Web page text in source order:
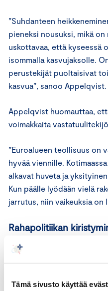
Tämä sivusto käyttää
”Suhdanteen
pieneksi nousuksi, mikä
uskottavaa, että kyseessä
isommalla kasvujaksolle.
perustekijät puoltaisivat
kasvua”, sanoo Appelqvist.
Appelqvist huomauttaa,
voimakkaita
”Euroalueen teollisuus on
hyvää viennille.
alkavat huveta ja
Kun päälle lyödään vielä
jarrutus, niin vaikeuksia on
Rahapolitiikan
kasvulukuja viiveellä
Alkuvuosi olisi voinut
selvästi heikomminkin.